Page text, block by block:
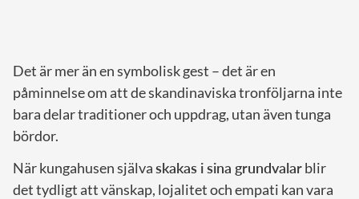
Det är mer än en symbolisk gest – det är en
påminnelse om att de skandinaviska tronföljarna inte
bara delar traditioner och uppdrag, utan även tunga
bördor.
När kungahusen självaskakas i sina grundvalarblir
det tydligt att vänskap, lojalitet och empati kan vara